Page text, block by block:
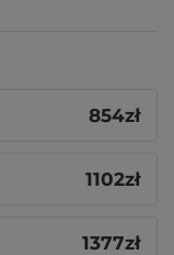
854zł
1102zł
1377zł